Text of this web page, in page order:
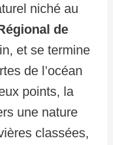
niché au
de
et se termine
de l’océan
points, la
une nature
classées,